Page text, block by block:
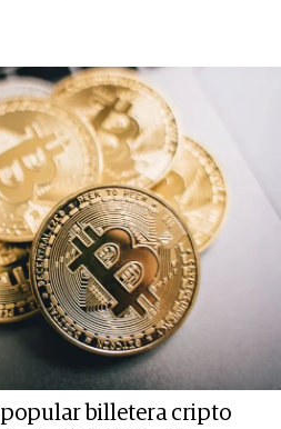
popular billetera cripto